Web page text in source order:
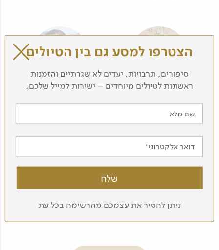
גיל ברזילי
הצטרפו למסע גם בין הטיולים
סיפורים, תרבויות, יעדים לא שגרתיים והזמנות
ראשונות לטיולים מיוחדים – ישירות למייל שלכם.
שם מלא
דואר אלקטרוני
ניתן להסיר את עצמכם מהרשימה בכל עת